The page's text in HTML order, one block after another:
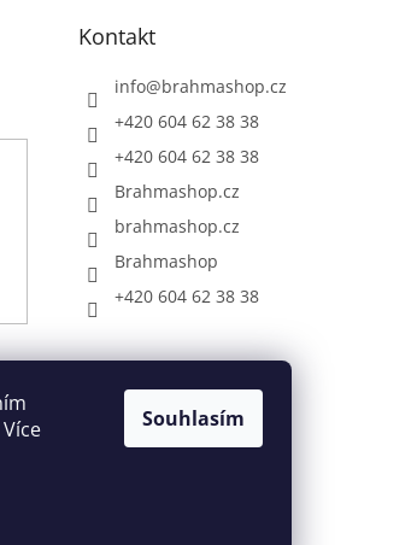
Souhlasím
Kontakt
info@brahmashop.cz
+420 604 62 38 38
+420 604 62 38 38
Brahmashop.cz
brahmashop.cz
Brahmashop
+420 604 62 38 38